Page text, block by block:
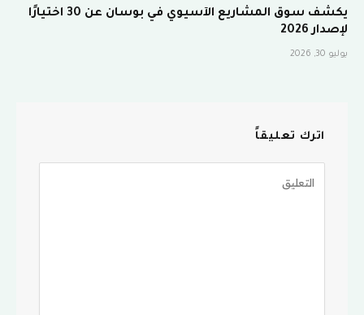
يكشف سوق المشاريع الآسيوي في بوسان عن 30 اختيارًا
لإصدار 2026
يوليو 30, 2026
اترك تعليقاً